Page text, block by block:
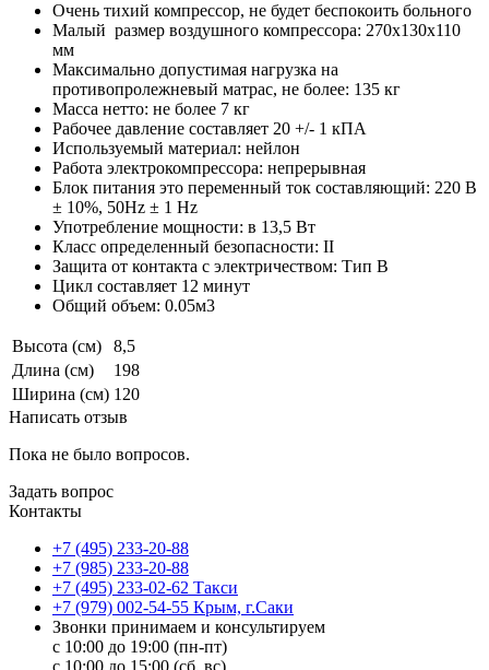
Очень тихий компрессор, не будет беспокоить больного
Малый размер воздушного компрессора: 270х130х110
мм
Максимально допустимая нагрузка на
противопролежневый матрас, не более: 135 кг
Масса нетто: не более 7 кг
Рабочее давление составляет 20 +/- 1 кПА
Используемый материал: нейлон
Работа электрокомпрессора: непрерывная
Блок питания это переменный ток составляющий: 220 В
± 10%, 50Hz ± 1 Hz
Употребление мощности: в 13,5 Вт
Класс определенный безопасности: II
Защита от контакта с электричеством: Тип В
Цикл составляет 12 минут
Общий объем: 0.05м3
Высота (см)
8,5
Длина (см)
198
Ширина (см) 120
Написать отзыв
Пока не было вопросов.
Задать вопрос
Контакты
+7 (495) 233-20-88
+7 (985) 233-20-88
+7 (495) 233-02-62 Такси
+7 (979) 002-54-55 Крым, г.Саки
Звонки принимаем и консультируем
с 10:00 до 19:00 (пн-пт)